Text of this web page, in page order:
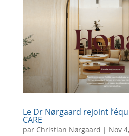
Le Dr Nørgaard rejoint
CARE
par Christian Nørgaard | Nov